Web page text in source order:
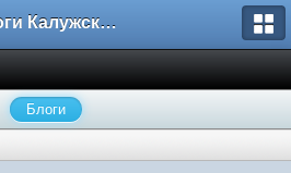
Блоги Калужского перекрестка
Блоги